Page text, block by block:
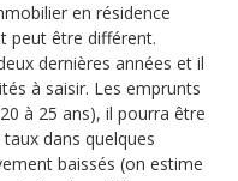
en résidence
peut être différent.
dernières années et il
à saisir. Les emprunts
à 25 ans), il pourra être
dans quelques
baissés (on estime